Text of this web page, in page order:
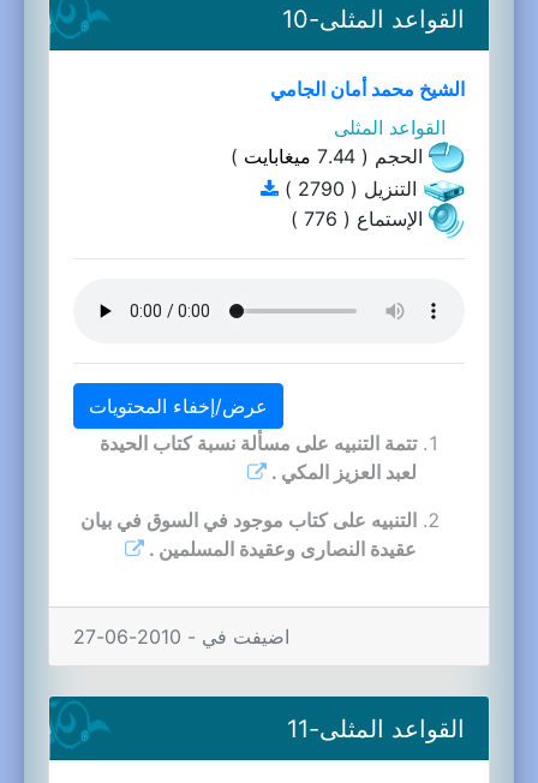
القواعد المثلى-10
الشيخ محمد أمان الجامي
القواعد المثلى
الحجم ( 7.44
ميغابايت )
التنزيل ( 2790 )
الإستماع ( 776 )
عرض/إخفاء المحتويات
تتمة التنبيه على مسألة نسبة كتاب الحيدة
لعبد العزيز المكي .
التنبيه على كتاب موجود في السوق في بيان
عقيدة النصارى وعقيدة المسلمين .
اضيفت في - 2010-06-27
القواعد المثلى-11